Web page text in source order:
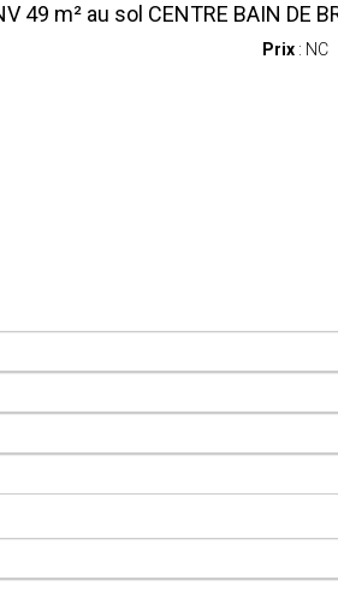
49 m² au sol CENTRE BAIN DE
Prix : NC